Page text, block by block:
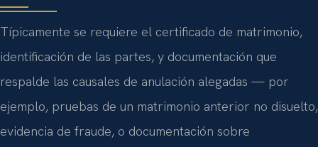
Típicamente se requiere el certificado de matrimonio,
identificación de las partes, y documentación que
respalde las causales de anulación alegadas — por
ejemplo, pruebas de un matrimonio anterior no disuelto,
evidencia de fraude, o documentación sobre